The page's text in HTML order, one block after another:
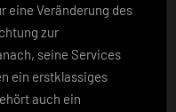
eine Veränderung des
zur
seine Services
ein erstklassiges
auch ein